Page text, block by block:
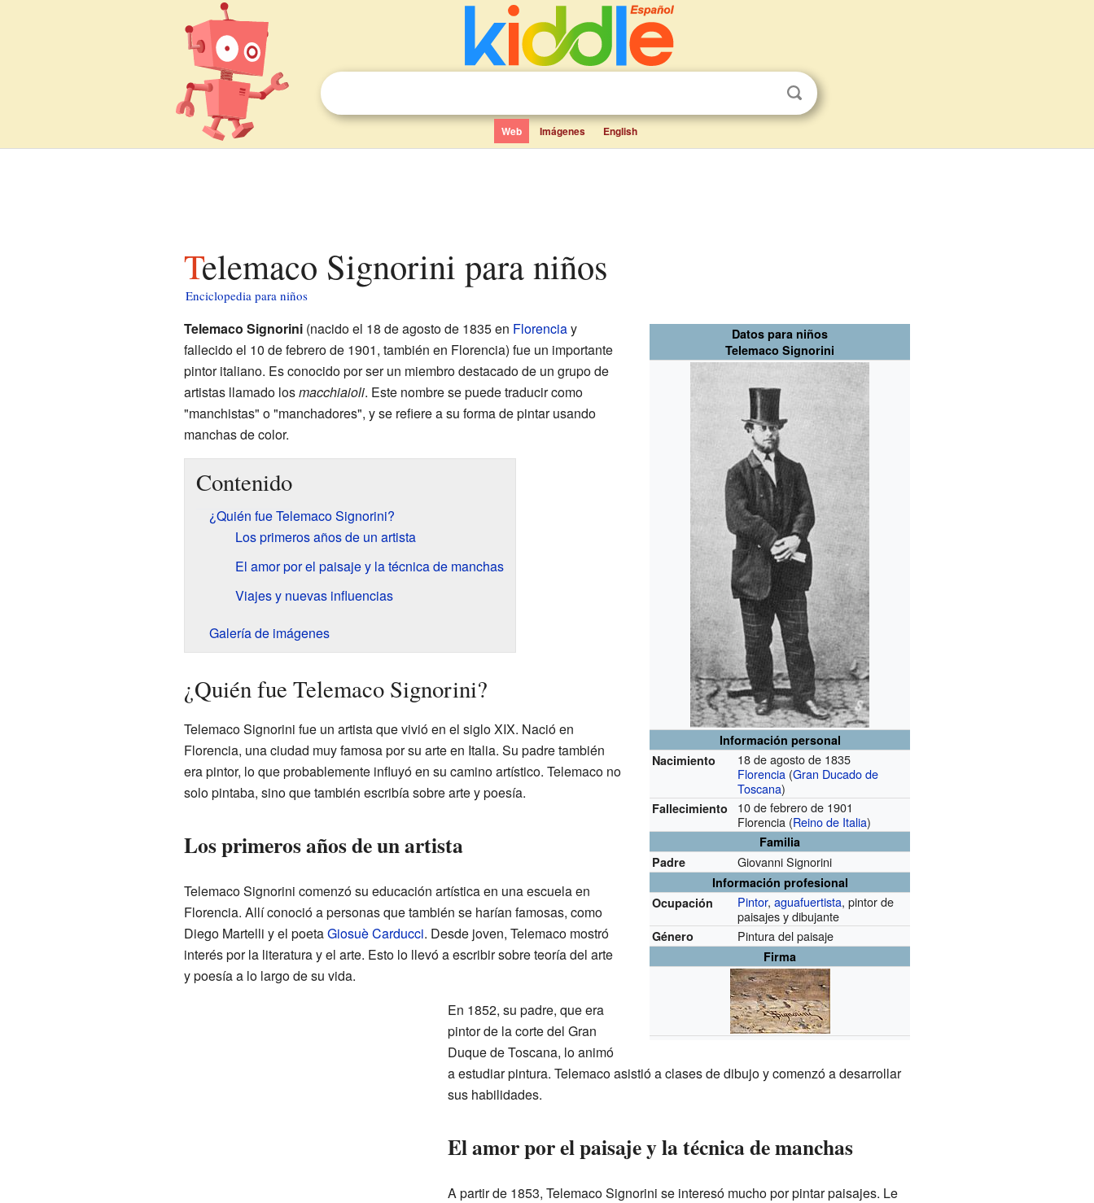
Web Imágenes English
Telemaco Signorini para niños
Enciclopedia para niños
Datos para niños
Telemaco Signorini
Información personal
Nacimiento
18 de agosto de 1835
Florencia (Gran Ducado de
Toscana)
Fallecimiento
10 de febrero de 1901
Florencia (Reino de Italia)
Familia
Padre
Giovanni Signorini
Información profesional
Ocupación
Pintor,aguafuertista, pintor de
paisajes y dibujante
Género Pintura del paisaje
Firma
Telemaco Signorini(nacido el 18 de agosto de 1835 en Florenciay
fallecido el 10 de febrero de 1901, también en Florencia) fue un importante
pintor italiano. Es conocido por ser un miembro destacado de un grupo de
artistas llamado losmacchiaioli. Este nombre se puede traducir como
"manchistas" o "manchadores", y se refiere a su forma de pintar usando
manchas de color.
Contenido
¿Quién fue Telemaco Signorini?
Los primeros años de un artista
El amor por el paisaje y la técnica de manchas
Viajes y nuevas influencias
Galería de imágenes
¿Quién fue Telemaco Signorini?
Telemaco Signorini fue un artista que vivió en el siglo XIX. Nació en
Florencia, una ciudad muy famosa por su arte en Italia. Su padre también
era pintor, lo que probablemente influyó en su camino artístico. Telemaco no
solo pintaba, sino que también escribía sobre arte y poesía.
Los primeros años de un artista
Telemaco Signorini comenzó su educación artística en una escuela en
Florencia. Allí conoció a personas que también se harían famosas, como
Diego Martelli y el poetaGiosuè Carducci. Desde joven, Telemaco mostró
interés por la literatura y el arte. Esto lo llevó a escribir sobre teoría del arte
y poesía a lo largo de su vida.
En 1852, su padre, que era
pintor de la corte del Gran
Duque de Toscana, lo animó
a estudiar pintura. Telemaco asistió a clases de dibujo y comenzó a desarrollar
sus habilidades.
El amor por el paisaje y la técnica de manchas
A partir de 1853, Telemaco Signorini se interesó mucho por pintar paisajes. Le